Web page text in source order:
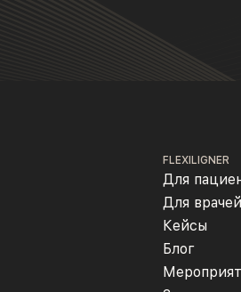
FLEXILIGNER
Для
Для врачей
Кейсы
Блог